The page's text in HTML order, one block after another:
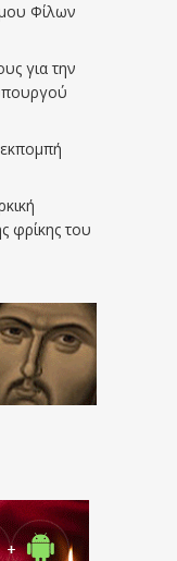
Φίλων
για την
φρίκης του